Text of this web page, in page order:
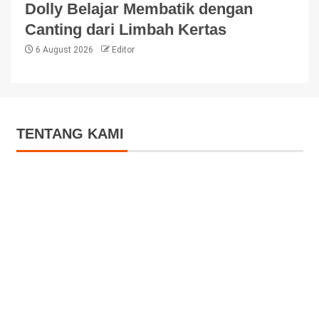
Dolly Belajar Membatik dengan
Canting dari Limbah Kertas
6 August 2026 Editor
TENTANG KAMI